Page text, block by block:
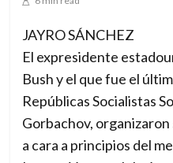
JAYRO SÁNCHEZ
El expresidente
Bush y el que fue el
Repúblicas Socialistas
Gorbachov,
a cara a principios del